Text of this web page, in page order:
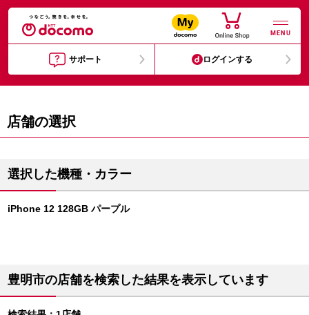
MENU
サポート ログインする
店舗の選択
選択した機種・カラー
iPhone 12 128GB パープル
豊明市の店舗を検索した結果を表示しています